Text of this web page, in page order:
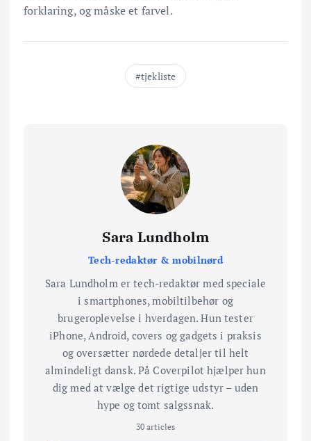
forklaring, og måske et farvel.
tjekliste
Sara Lundholm
Tech-redaktør & mobilnørd
Sara Lundholm er tech-redaktør med speciale
i smartphones, mobiltilbehør og
brugeroplevelse i hverdagen. Hun tester
iPhone, Android, covers og gadgets i praksis
og oversætter nørdede detaljer til helt
almindeligt dansk. På Coverpilot hjælper hun
dig med at vælge det rigtige udstyr – uden
hype og tomt salgssnak.
30 articles